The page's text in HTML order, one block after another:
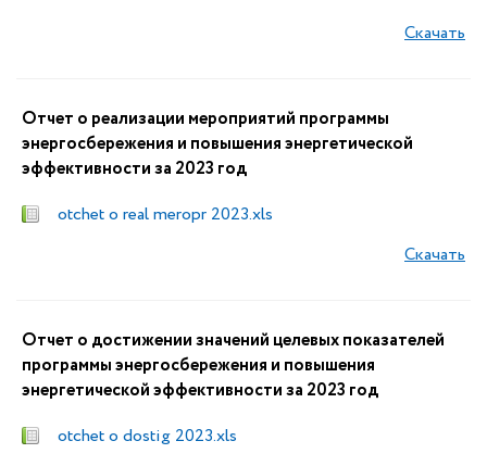
Скачать
Отчет о реализации мероприятий программы
энергосбережения и повышения энергетической
эффективности за 2023 год
otchet o real meropr 2023.xls
Скачать
Отчет о достижении значений целевых показателей
программы энергосбережения и повышения
энергетической эффективности за 2023 год
otchet o dostig 2023.xls